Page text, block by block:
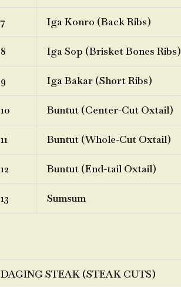
7 Iga Konro (Back Ribs)
8 Iga Sop (Brisket Bones Ribs)
9 Iga Bakar (Short Ribs)
10 Buntut (Center-Cut Oxtail)
11 Buntut (Whole-Cut Oxtail)
12 Buntut (End-tail Oxtail)
13 Sumsum
DAGING STEAK (STEAK CUTS)